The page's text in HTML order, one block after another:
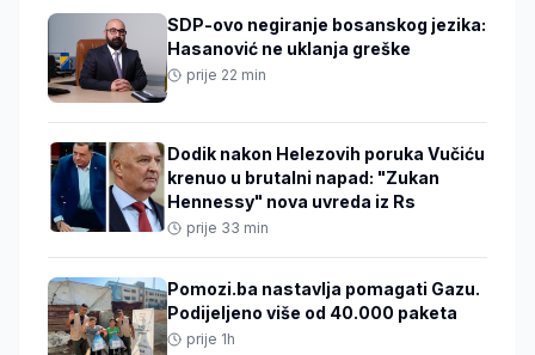
SDP-ovo negiranje bosanskog jezika:
Hasanović ne uklanja greške
prije 22 min
Dodik nakon Helezovih poruka Vučiću
krenuo u brutalni napad: "Zukan
Hennessy" nova uvreda iz Rs
prije 33 min
Pomozi.ba nastavlja pomagati Gazu.
Podijeljeno više od 40.000 paketa
prije 1h